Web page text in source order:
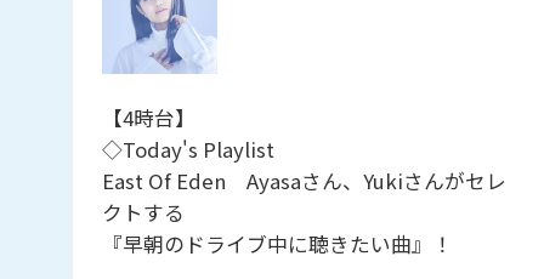
【4時台】
◇Today's Playlist
East Of Eden Ayasaさん、Yukiさんがセレ
クトする
『早朝のドライブ中に聴きたい曲』！